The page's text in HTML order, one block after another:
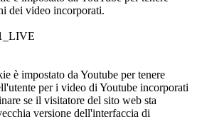
dei video incorporati.
è impostato da Youtube per tenere
per i video di Youtube incorporati
se il visitatore del sito web sta
versione dell'interfaccia di